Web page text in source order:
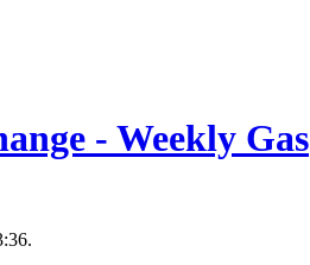
- Weekly Gas